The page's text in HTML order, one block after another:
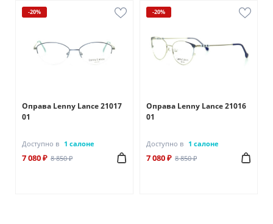
-20%
Оправа Lenny Lance 21017
01
Доступно в 1 салоне
7 080 ₽ 8 850 ₽
-20%
Оправа Lenny Lance 21016
01
Доступно в 1 салоне
7 080 ₽ 8 850 ₽